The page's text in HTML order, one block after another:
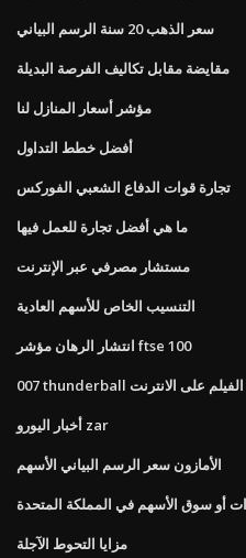
سعر الذهب 20 سنة الرسم البياني
مقايضة مقابل تكاليف الفرصة البديلة
مؤشر أسعار المنازل لنا
أفضل خطط التداول
تجارة قوات الدفاع الشعبي الفوركس
ما هي أفضل تجارة للعمل فيها
مستشار مصرفي عبر الإنترنت
التنسيب الخاص للأسهم العادية
انتشار الرهان مؤشر ftse 100
007 thunderball الفيلم على الانترنت
أخبار اليورو zar
الأمازون سعر الرسم البياني الأسهم
أو سوق الأسهم في المملكة المتحدة
مزايا التحوط الآجلة